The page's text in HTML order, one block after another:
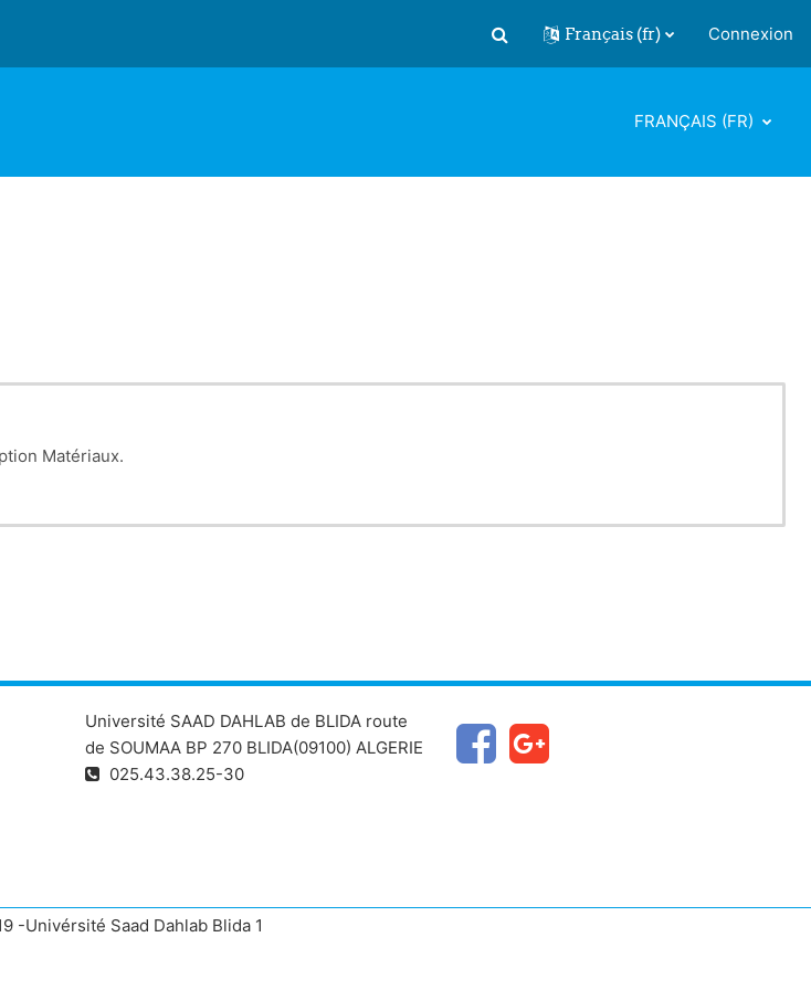
Activer/désactiver la saisie de
Français ‎(fr)‎ Connexion
FRANÇAIS ‎(FR)‎
Matériaux.
Université SAAD DAHLAB de BLIDA route
de SOUMAA BP 270 BLIDA(09100) ALGERIE
025.43.38.25-30
-Univérsité Saad Dahlab Blida 1